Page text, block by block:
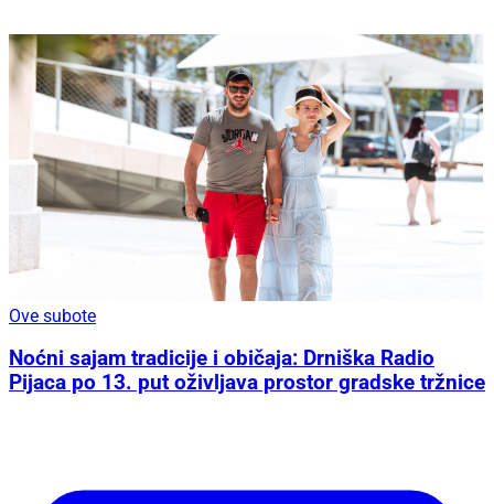
Ove subote
Noćni sajam tradicije i običaja: Drniška Radio
Pijaca po 13. put oživljava prostor gradske tržnice